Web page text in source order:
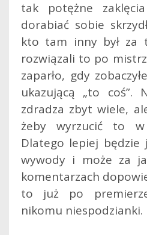
tak potężne
dorabiać sobie
kto tam inny był za
rozwiązali to po
zaparło, gdy
ukazującą „to coś”.
zdradza zbyt wiele,
żeby wyrzucić to
Dlatego lepiej będzie
wywody i może za
komentarzach
to już po
nikomu niespodzianki.